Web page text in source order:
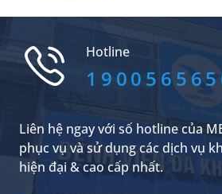
Hotline
Liên hệ ngay với số hotline của
phục vụ và sử dụng các dịch vụ
hiện đại & cao cấp nhất.